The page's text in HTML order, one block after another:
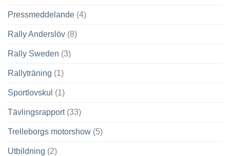
Pressmeddelande (4)
Rally Anderslöv (8)
Rally Sweden (3)
Rallyträning (1)
Sportlovskul (1)
Tävlingsrapport(33)
Trelleborgs motorshow (5)
Utbildning (2)